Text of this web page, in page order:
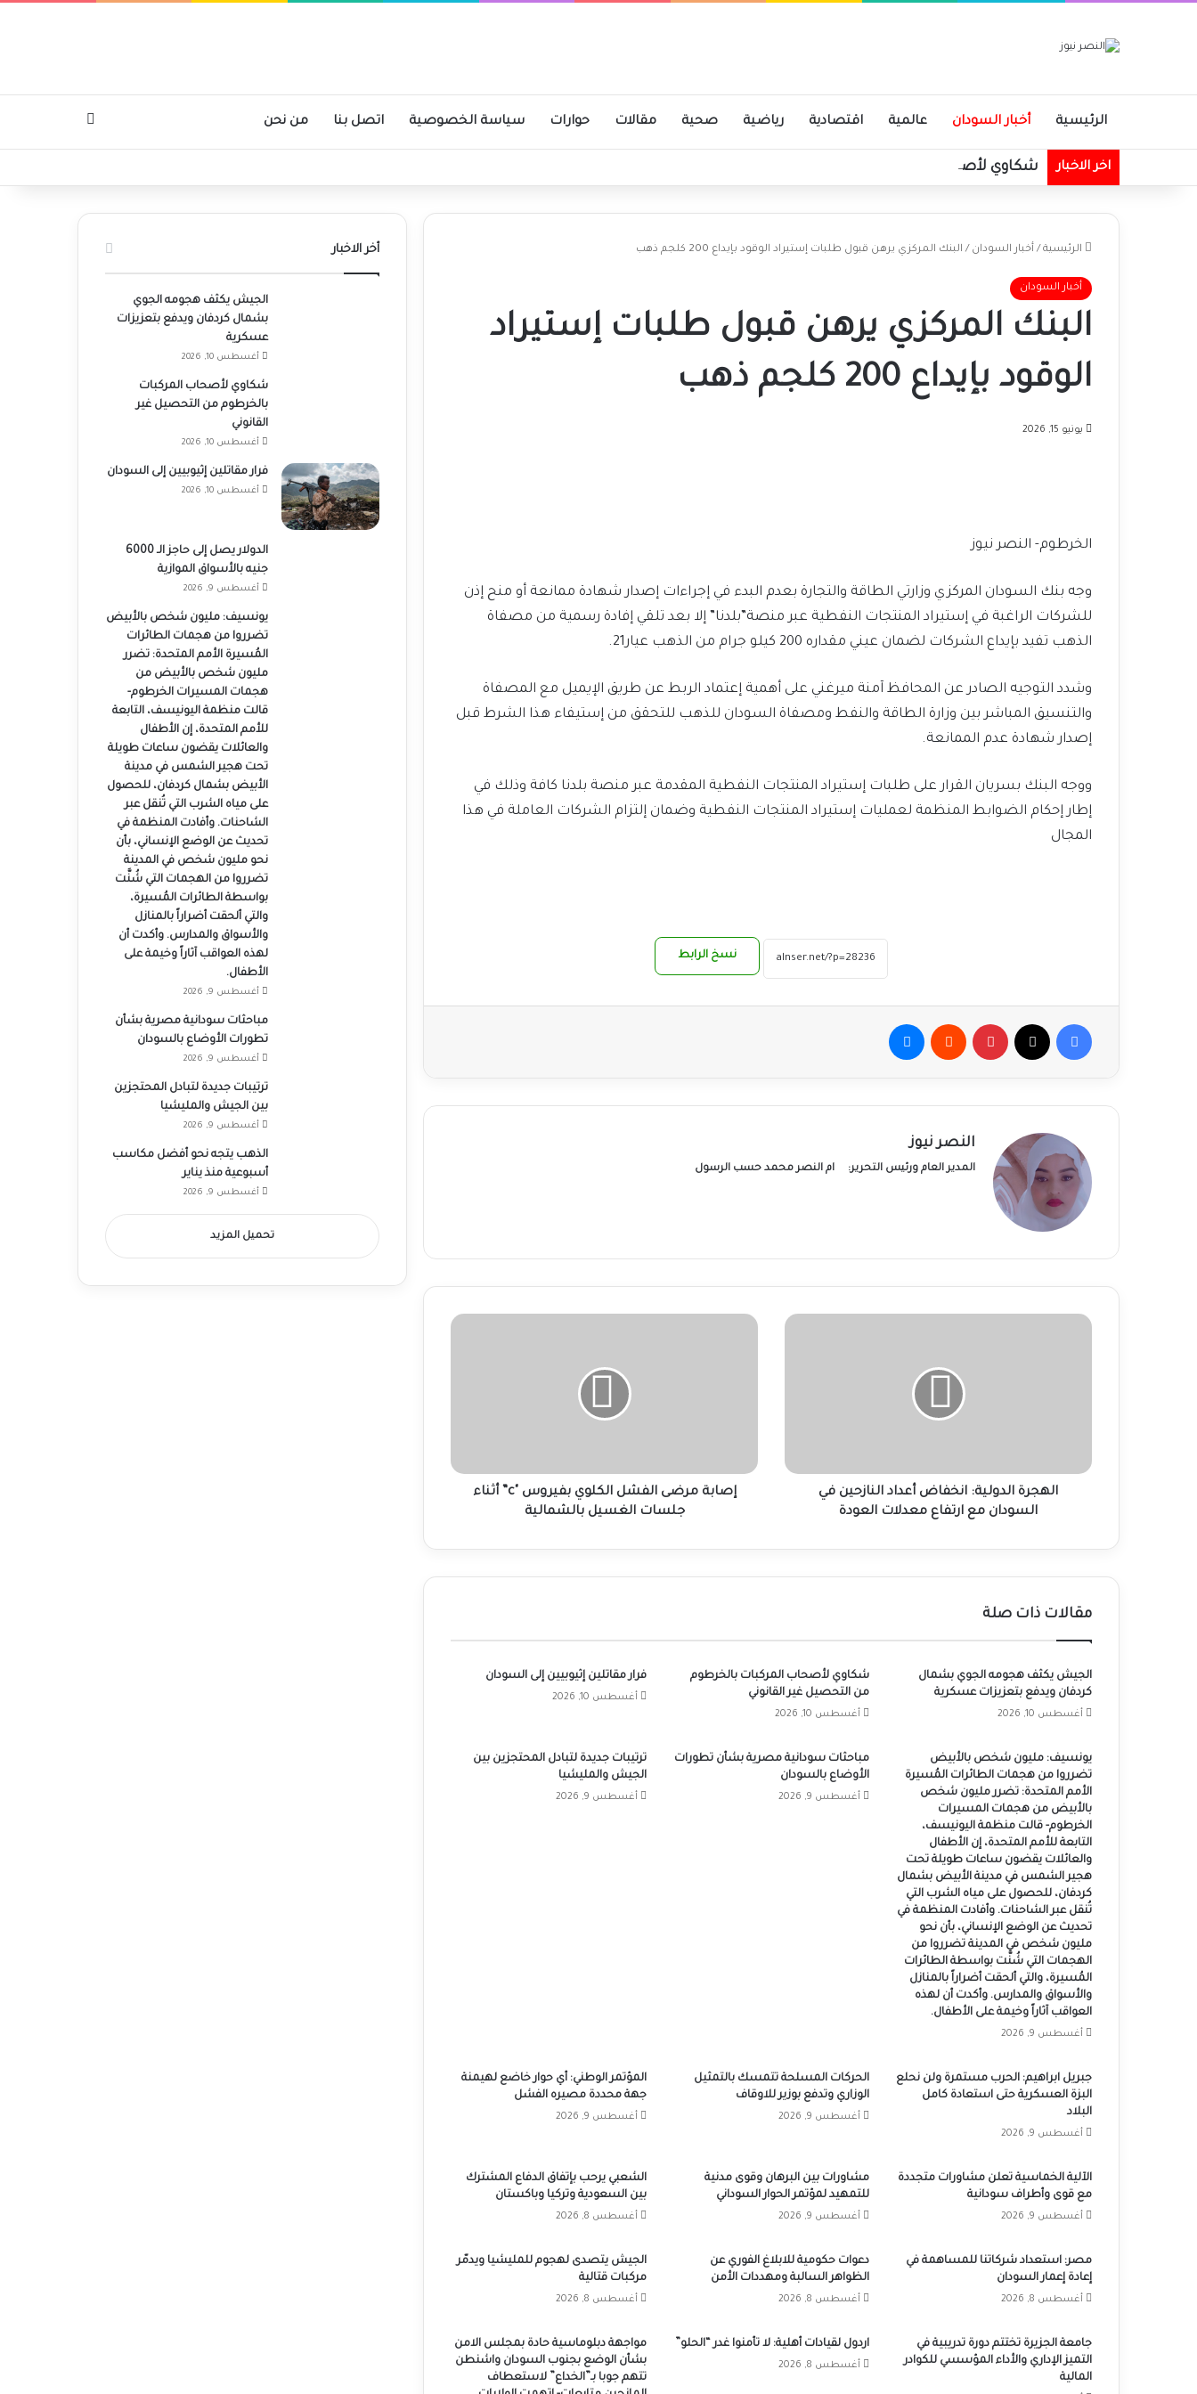
الرئيسية أخبار السودان عالمية اقتصادية رياضية صحية مقالات حوارات سياسة الخصوصية اتصل بنا من نحن
اخر الاخبار شكاوي لأصحاب المركبات بالخرطوم من التحصيل غير القانوني
الرئيسية / أخبار السودان / البنك المركزي يرهن قبول طلبات إستيراد الوقود بإيداع 200 كلجم ذهب
أخبار السودان
البنك المركزي يرهن قبول طلبات إستيراد
الوقود بإيداع 200 كلجم ذهب
يونيو 15, 2026
الخرطوم- النصر نيوز
وجه بنك السودان المركزي وزارتي الطاقة والتجارة بعدم البدء في إجراءات إصدار شهادة ممانعة أو منح إذن
للشركات الراغبة في إستيراد المنتجات النفطية عبر منصة”بلدنا” إلا بعد تلقي إفادة رسمية من مصفاة
الذهب تفيد بإيداع الشركات لضمان عيني مقداره 200 كيلو جرام من الذهب عيار21.
وشدد التوجيه الصادر عن المحافظ آمنة ميرغني على أهمية إعتماد الربط عن طريق الإيميل مع المصفاة
والتنسيق المباشر بين وزارة الطاقة والنفط ومصفاة السودان للذهب للتحقق من إستيفاء هذا الشرط قبل
إصدار شهادة عدم الممانعة.
ووجه البنك بسريان القرار على طلبات إستيراد المنتجات النفطية المقدمة عبر منصة بلدنا كافة وذلك في
إطار إحكام الضوابط المنظمة لعمليات إستيراد المنتجات النفطية وضمان إلتزام الشركات العاملة في هذا
المجال
نسخ الرابط
فيسبوك بينتيريست
النصر نيوز
المدير العام ورئيس التحرير: ام النصر محمد حسب الرسول
الهجرة
ارتفاع
الهجرة الدولية: انخفاض أعداد النازحين في
السودان مع ارتفاع معدلات العودة
إصابة
الغسيل
بالشمالية
إصابة مرضى الفشل الكلوي بفيروس "c” أثناء
جلسات الغسيل بالشمالية
مقالات ذات صلة
الجيش يكثف هجومه الجوي بشمال
كردفان ويدفع بتعزيزات عسكرية
أغسطس 10, 2026
شكاوي لأصحاب المركبات بالخرطوم
من التحصيل غير القانوني
أغسطس 10, 2026
فرار مقاتلين إثيوبيين إلى السودان
أغسطس 10, 2026
يونسيف: مليون شخص بالأبيض
تضرروا من هجمات الطائرات المُسيرة
الأمم المتحدة: تضرر مليون شخص
بالأبيض من هجمات المسيرات
الخرطوم- قالت منظمة اليونيسف،
التابعة للأمم المتحدة، إن الأطفال
والعائلات يقضون ساعات طويلة تحت
هجير الشمس في مدينة الأبيض بشمال
كردفان، للحصول على مياه الشرب التي
تُنقل عبر الشاحنات. وأفادت المنظمة في
تحديث عن الوضع الإنساني، بأن نحو
مليون شخص في المدينة تضرروا من
الهجمات التي شُنَّت بواسطة الطائرات
المُسيرة، والتي ألحقت أضراراً بالمنازل
والأسواق والمدارس. وأكدت أن لهذه
العواقب آثاراً وخيمة على الأطفال.
أغسطس 9, 2026
مباحثات سودانية مصرية بشأن تطورات
الأوضاع بالسودان
أغسطس 9, 2026
ترتيبات جديدة لتبادل المحتجزين بين
الجيش والمليشيا
أغسطس 9, 2026
جبريل ابراهيم: الحرب مستمرة ولن نحلع
البزة العسكرية حتى استعادة كامل
البلاد
أغسطس 9, 2026
الحركات المسلحة تتمسك بالتمثيل
الوزاري وتدفع بوزير للاوقاف
أغسطس 9, 2026
المؤتمر الوطني: أي حوار خاضع لهيمنة
جهة محددة مصيره الفشل
أغسطس 9, 2026
الآلية الخماسية تعلن مشاورات متجددة
مع قوى وأطراف سودانية
أغسطس 9, 2026
مشاورات بين البرهان وقوى مدنية
للتمهيد لمؤتمر الحوار السوداني
أغسطس 9, 2026
الشعبي يرحب بإتفاق الدفاع المشترك
بين السعودية وتركيا وباكستان
أغسطس 8, 2026
مصر: استعداد شركاتنا للمساهمة في
إعادة إعمار السودان
أغسطس 8, 2026
دعوات حكومية للابلاغ الفوري عن
الظواهر السالبة ومهددات الأمن
أغسطس 8, 2026
الجيش يتصدى لهجوم للمليشيا ويدمّر
مركبات قتالية
أغسطس 8, 2026
جامعة الجزيرة تختتم دورة تدريبية في
التميز الإداري والأداء المؤسسي للكوادر
المالية
اردول لقيادات أهلية: لا تأمنوا غدر “الحلو”
أغسطس 8, 2026
مواجهة دبلوماسية حادة بمجلس الامن
بشأن الوضع بجنوب السودان واشنطن
تتهم جوبا بـ”الخداع” لاستعطاف
أخر الاخبار
الجيش يكثف هجومه الجوي
بشمال كردفان ويدفع بتعزيزات
عسكرية
أغسطس 10, 2026
شكاوي لأصحاب المركبات
بالخرطوم من التحصيل غير
القانوني
أغسطس 10, 2026
فرار مقاتلين إثيوبيين إلى السودان
أغسطس 10, 2026
الدولار يصل إلى حاجز الـ 6000
جنيه بالأسواق الموازية
أغسطس 9, 2026
يونسيف: مليون شخص بالأبيض
تضرروا من هجمات الطائرات
المُسيرة الأمم المتحدة: تضرر
مليون شخص بالأبيض من
هجمات المسيرات الخرطوم-
قالت منظمة اليونيسف، التابعة
للأمم المتحدة، إن الأطفال
والعائلات يقضون ساعات طويلة
تحت هجير الشمس في مدينة
الأبيض بشمال كردفان، للحصول
على مياه الشرب التي تُنقل عبر
الشاحنات. وأفادت المنظمة في
تحديث عن الوضع الإنساني، بأن
نحو مليون شخص في المدينة
تضرروا من الهجمات التي شُنَّت
بواسطة الطائرات المُسيرة،
والتي ألحقت أضراراً بالمنازل
والأسواق والمدارس. وأكدت أن
لهذه العواقب آثاراً وخيمة على
الأطفال.
أغسطس 9, 2026
مباحثات سودانية مصرية بشأن
تطورات الأوضاع بالسودان
أغسطس 9, 2026
ترتيبات جديدة لتبادل المحتجزين
بين الجيش والمليشيا
أغسطس 9, 2026
الذهب يتجه نحو أفضل مكاسب
أسبوعية منذ يناير
أغسطس 9, 2026
تحميل المزيد